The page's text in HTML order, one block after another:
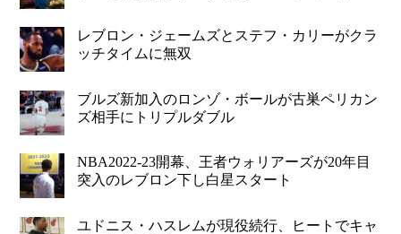
レブロン・ジェームズとステフ・カリーがクラ
ッチタイムに無双
ブルズ新加入のロンゾ・ボールが古巣ペリカン
ズ相手にトリプルダブル
NBA2022-23開幕、王者ウォリアーズが20年目
突入のレブロン下し白星スタート
ユドニス・ハスレムが現役続行、ヒートでキャ